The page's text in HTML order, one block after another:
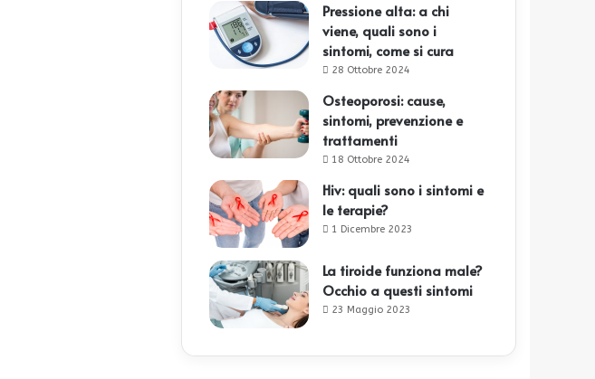
Pressione alta: a chi
viene, quali sono i
sintomi, come si cura
28 Ottobre 2024
Osteoporosi: cause,
sintomi, prevenzione e
trattamenti
18 Ottobre 2024
Hiv: quali sono i sintomi e
le terapie?
1 Dicembre 2023
La tiroide funziona male?
Occhio a questi sintomi
23 Maggio 2023